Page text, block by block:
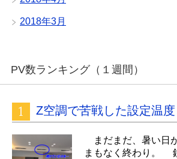
2018年3月
PV数ランキング（１週間）
Z空調で苦戦した設定温
まだまだ、暑い日
まもなく終わり。